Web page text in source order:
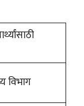
विभाग